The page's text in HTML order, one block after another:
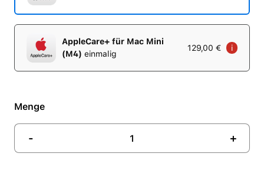
AppleCare+ für Mac Mini
(M4) einmalig
129,00 € i
Menge
- +